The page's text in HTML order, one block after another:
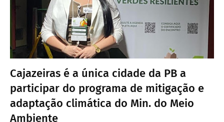
Cajazeiras é a única cidade da PB a
participar do programa de mitigação e
adaptação climática do Min. do Meio
Ambiente